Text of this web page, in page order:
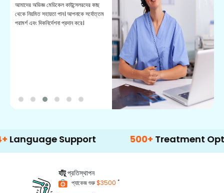
আমাদের অভিজ্ঞ মেডিকেল কাউন্সেলরদের কাছ
থেকে নিয়মিত সহায়তা পান। আপনাকে সর্বোত্তম
পরামর্শ এবং দিকনির্দেশনা প্রদান করে।
Support Treatment Options
হাঁটুপ্রতিস্থাপন
প্যাকেজ শুরু$3500 *